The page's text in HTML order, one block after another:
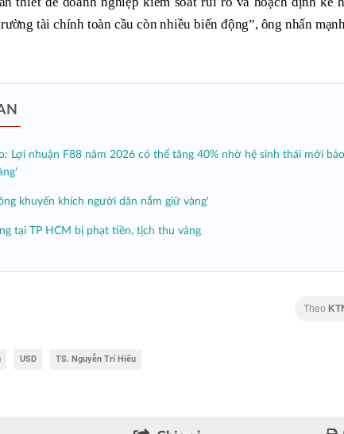
tài chính toàn cầu còn nhiều biến động”, ông nhấn
Lợi nhuận F88 năm 2026 có thể tăng 40% nhờ hệ sinh thái mới
khuyến khích người dân nắm giữ vàng'
tại TP HCM bị phạt tiền, tịch thu vàng
Theo
USD TS. Nguyễn Trí Hiếu